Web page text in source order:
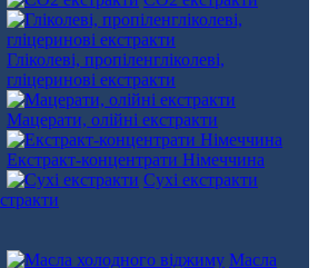
Гліколеві, пропіленгліколеві,
гліцеринові екстракти
Мацерати, олійні екстракти
Екстракт-концентрати Німеччина
Сухі екстракти
Масла